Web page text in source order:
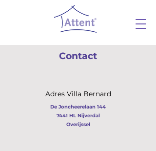
Contact
Adres Villa Bernard
De Joncheerelaan 144
7441 HL Nijverdal
Overijssel